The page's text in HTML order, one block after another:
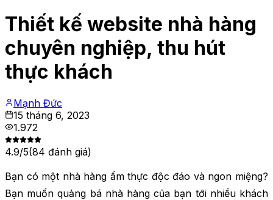
Thiết kế website nhà hàng
chuyên nghiệp, thu hút
thực khách
Mạnh Đức
15 tháng 6, 2023
1.972
4.9/5(84 đánh giá)
Bạn có một nhà hàng ẩm thực độc đáo và ngon miệng?
Bạn muốn quảng bá nhà hàng của bạn tới nhiều khách